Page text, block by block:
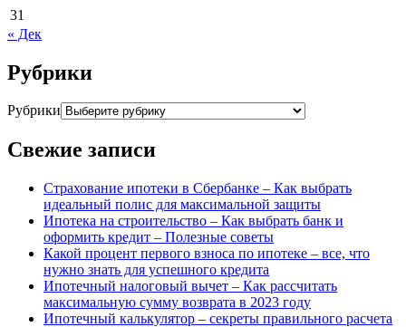
31
« Дек
Рубрики
Рубрики
Свежие записи
Страхование ипотеки в Сбербанке – Как выбрать
идеальный полис для максимальной защиты
Ипотека на строительство – Как выбрать банк и
оформить кредит – Полезные советы
Какой процент первого взноса по ипотеке – все, что
нужно знать для успешного кредита
Ипотечный налоговый вычет – Как рассчитать
максимальную сумму возврата в 2023 году
Ипотечный калькулятор – секреты правильного расчета